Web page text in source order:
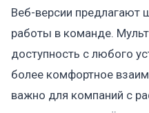
Веб-версии предлагают
работы в команде.
доступность с любого
более комфортное
важно для компаний с